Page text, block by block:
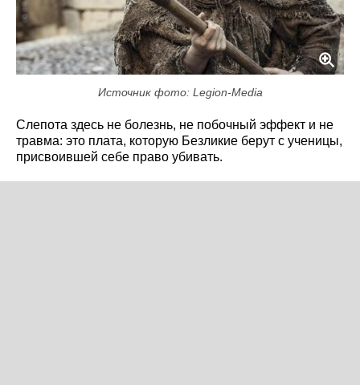
Источник фото: Legion-Media
Слепота здесь не болезнь, не побочный эффект и не
травма: это плата, которую Безликие берут с ученицы,
присвоившей себе право убивать.